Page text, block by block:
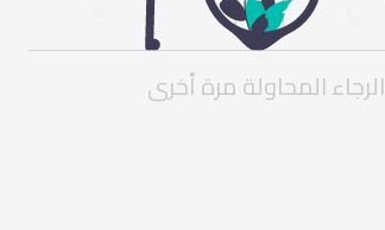
الرجاء المحاولة مرة أخرى